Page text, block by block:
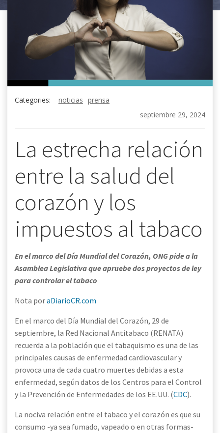
Categories: noticias prensa
septiembre 29, 2024
La estrecha relación
entre la salud del
corazón y los
impuestos al tabaco
En el marco del Día Mundial del Corazón, ONG pide a la
Asamblea Legislativa que apruebe dos proyectos de ley
para controlar el tabaco
Nota poraDiarioCR.com
En el marco del Día Mundial del Corazón, 29 de
septiembre, la Red Nacional Antitabaco (RENATA)
recuerda a la población que el tabaquismo es una de las
principales causas de enfermedad cardiovascular y
provoca una de cada cuatro muertes debidas a esta
enfermedad, según datos de los Centros para el Control
y la Prevención de Enfermedades de los EE.UU. (CDC).
La nociva relación entre el tabaco y el corazón es que su
consumo -ya sea fumado, vapeado o en otras formas-